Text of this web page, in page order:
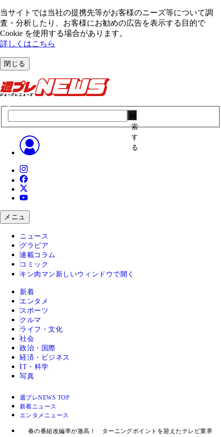
当サイトでは当社の提携先等がお客様のニーズ等について調
査・分析したり、お客様にお勧めの広告を表⽰する⽬的で
Cookie を使⽤する場合があります。
詳しくはこちら
閉じる
索
す
る
メニュ
ニュース
グラビア
連載コラム
コミック
キン肉マン 新しいウィンドウで開く
新着
エンタメ
スポーツ
クルマ
ライフ・文化
社会
政治・国際
経済・ビジネス
IT・科学
写真
週プレNEWS TOP
新着ニュース
エンタメニュース
春の番組改編率が激高！ ターニングポイントを迎えたテレビ業界